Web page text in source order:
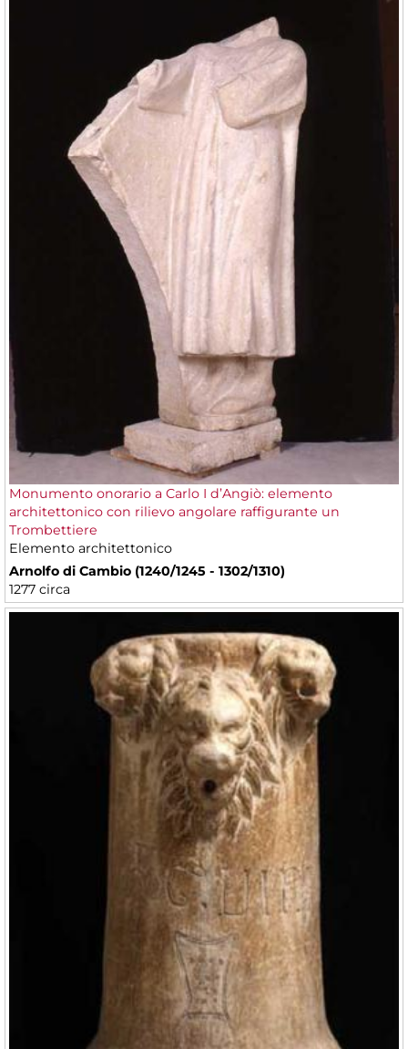
Monumento onorario a Carlo I d’Angiò: elemento
architettonico con rilievo angolare raffigurante un
Trombettiere
Elemento architettonico
Arnolfo di Cambio (1240/1245 - 1302/1310)
1277 circa